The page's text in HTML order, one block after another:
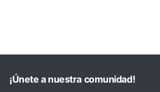
¡Únete a nuestra comunidad!